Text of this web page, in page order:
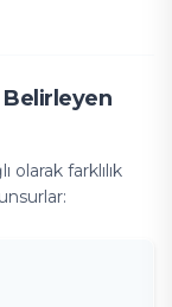
Belirleyen
farklılık